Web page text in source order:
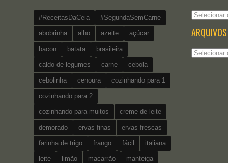
#ReceitasDaCeia #SegundaSemCarne
abobrinha alho azeite açúcar
bacon batata brasileira
caldo de legumes carne cebola
cebolinha cenoura cozinhando para 1
cozinhando para 2
cozinhando para muitos creme de leite
demorado ervas finas ervas frescas
farinha de trigo frango fácil italiana
leite limão macarrão manteiga
Categorias
ARQUIVOS
Arquivos